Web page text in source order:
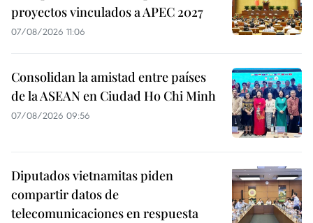
proyectos vinculados a APEC 2027
07/08/2026 11:06
Consolidan la amistad entre países
de la ASEAN en Ciudad Ho Chi Minh
07/08/2026 09:56
Diputados vietnamitas piden
compartir datos de
telecomunicaciones en respuesta